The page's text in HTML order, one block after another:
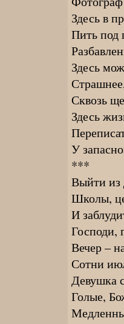
Здесь в
Пить под
Здесь
Сквозь
Здесь
У
***
Выйти из
Школы,
И
Господи,
Вечер –
Сотни
Девушка
Голые,